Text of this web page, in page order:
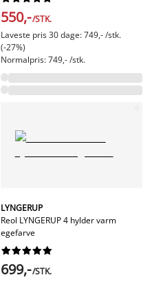
550,-/STK.
Laveste pris 30 dage: 749,- /stk.
(-27%)
Normalpris: 749,- /stk.
LYNGERUP
Reol LYNGERUP 4 hylder varm
egefarve






699,-/STK.